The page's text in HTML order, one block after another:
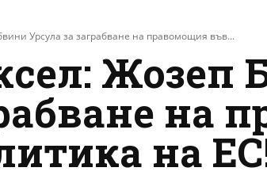
Урсула за заграбване на правомощия във...
Жозеп
на
на